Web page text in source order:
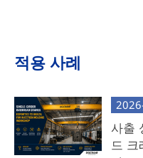
전체 시스템 제공: 사
더, 엔드 트럭, 전기
공장에서 테스트된
하기 위해 당사 시설
적용 사례
사출
드